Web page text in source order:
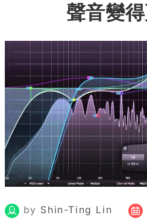
聲音變
by Shin-Ting Lin